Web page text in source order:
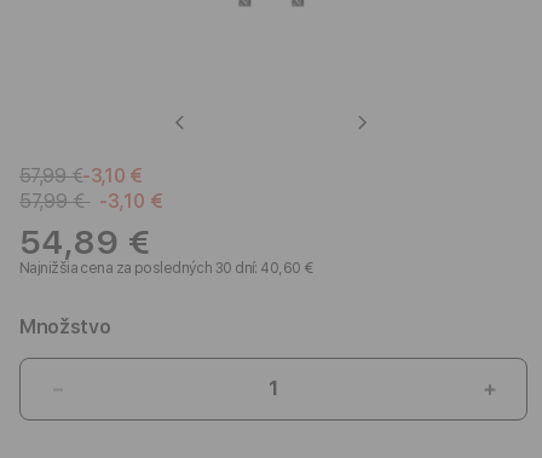
Previous Next
57,99 €-3,10 €
57,99 € -3,10 €
54,89 €
Najnižšia cena za posledných 30 dní: 40,60 €
Množstvo
množstvo